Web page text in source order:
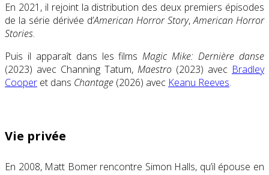
En 2021, il rejoint la distribution des deux premiers épisodes
de la série dérivée d’American Horror Story,American Horror
Stories.
Puis il apparaît dans les filmsMagic Mike: Dernière danse
(2023) avec Channing Tatum, Maestro (2023) avec Bradley
Cooper et dans Chantage (2026) avec Keanu Reeves.
Vie privée
En 2008, Matt Bomer rencontre Simon Halls, qu’il épouse en